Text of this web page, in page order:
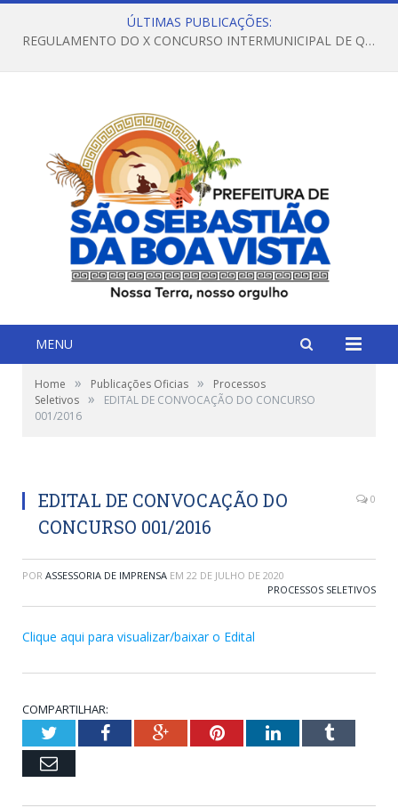
ÚLTIMAS PUBLICAÇÕES:
REGULAMENTO DO X CONCURSO INTERMUNICIPAL DE QUADRILHAS JUNINAS – 2026 – ARRAIÁ DA VENEZA
MENU
Home » Publicações Oficias »
Processos
Seletivos »
EDITAL DE CONVOCAÇÃO DO CONCURSO
001/2016
EDITAL DE CONVOCAÇÃO DO
CONCURSO 001/2016
0
POR ASSESSORIA DE IMPRENSA EM 22 DE JULHO DE 2020
PROCESSOS SELETIVOS
Clique aqui para visualizar/baixar o Edital
COMPARTILHAR:
TwitterFacebookGoogle+PinterestLinkedInTumblr
Email